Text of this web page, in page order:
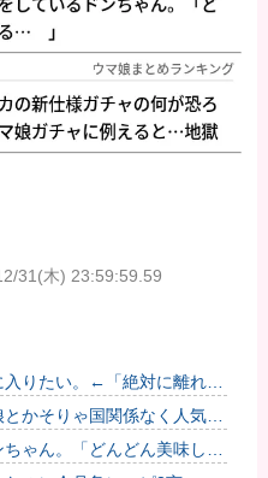
31(木) 23:59:59.59
入りたい。←「絶対に離れた
かそりゃ国関係なく人気出
ゃん。「どんどん美味しく